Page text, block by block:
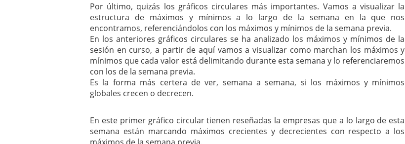
Por último, quizás los gráficos circulares más importantes. Vamos a visualizar la
estructura de máximos y mínimos a lo largo de la semana en la que nos
encontramos, referenciándolos con los máximos y mínimos de la semana previa.
En los anteriores gráficos circulares se ha analizado los máximos y mínimos de la
sesión en curso, a partir de aquí vamos a visualizar como marchan los máximos y
mínimos que cada valor está delimitando durante esta semana y lo referenciaremos
con los de la semana previa.
Es la forma más certera de ver, semana a semana, si los máximos y mínimos
globales crecen o decrecen.
En este primer gráfico circular tienen reseñadas la empresas que a lo largo de esta
semana están marcando máximos crecientes y decrecientes con respecto a los